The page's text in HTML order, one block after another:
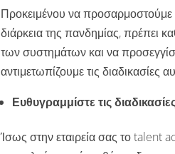
Προκειμένου να προσαρμοστούμε
διάρκεια της πανδημίας, πρέπει
των συστημάτων και να
αντιμετωπίζουμε τις διαδικασίες
Ευθυγραμμίστε τις
Ίσως στην εταιρεία σας το talent